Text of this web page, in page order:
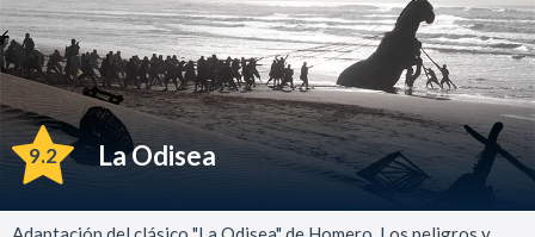
9.2 La Odisea